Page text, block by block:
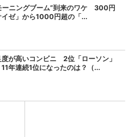
ーニングブーム”到来のワケ 300円
イゼ」から1000円超の「...
度が高いコンビニ 2位「ローソン」
年連続1位になったのは？（...